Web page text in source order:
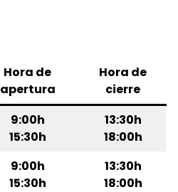
Hora de
apertura
Hora de
cierre
9:00h
15:30h
13:30h
18:00h
9:00h
15:30h
13:30h
18:00h